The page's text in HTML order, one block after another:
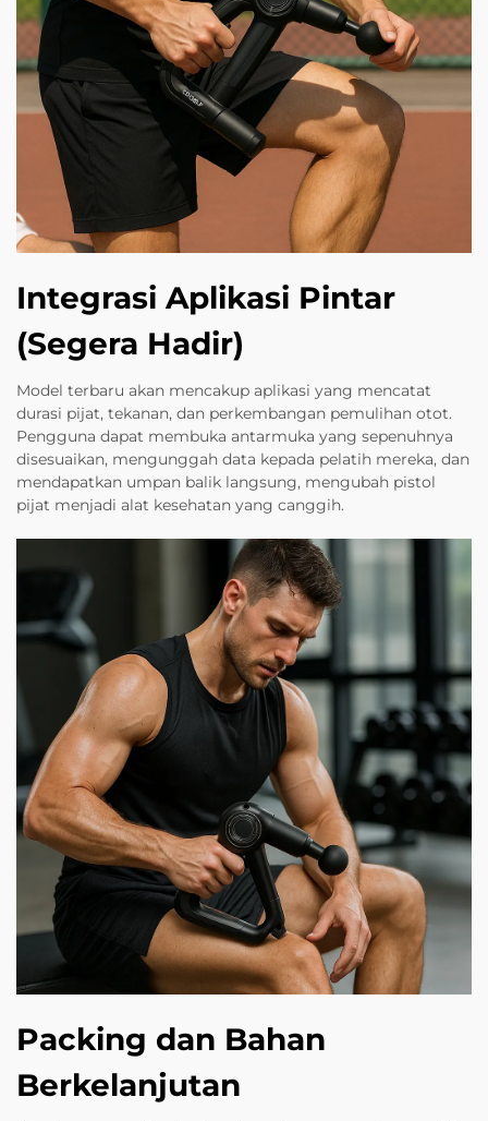
Integrasi Aplikasi Pintar
(Segera Hadir)
Model terbaru akan mencakup aplikasi yang mencatat
durasi pijat, tekanan, dan perkembangan pemulihan otot.
Pengguna dapat membuka antarmuka yang sepenuhnya
disesuaikan, mengunggah data kepada pelatih mereka, dan
mendapatkan umpan balik langsung, mengubah pistol
pijat menjadi alat kesehatan yang canggih.
Packing dan Bahan
Berkelanjutan